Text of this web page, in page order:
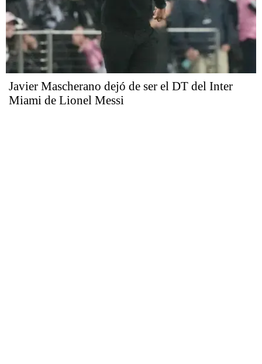
Javier Mascherano dejó de ser el DT del Inter
Miami de Lionel Messi